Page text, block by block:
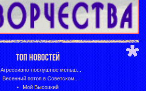
ТОП НОВОСТЕЙ
Агрессивно-послушное меньш...
Весенний потоп в Советском...
Мой Высоцкий